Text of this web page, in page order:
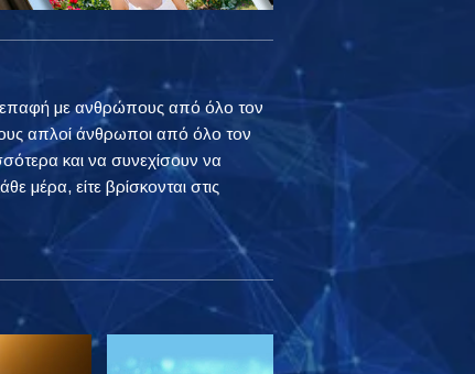
επαφή με ανθρώπους από όλο τον
απλοί άνθρωποι από όλο τον
και να συνεχίσουν να
μέρα, είτε βρίσκονται στις